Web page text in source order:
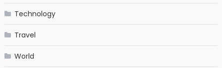
Technology
Travel
World